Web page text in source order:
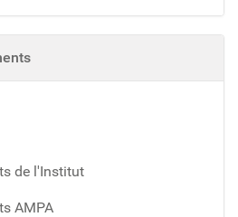
de l'Institut
AMPA